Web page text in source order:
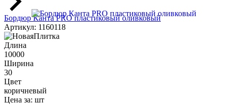
Бордюр Канта PRO пластиковый оливковый
Артикул: 1160118
Длина
10000
Ширина
30
Цвет
коричневый
Цена за: шт